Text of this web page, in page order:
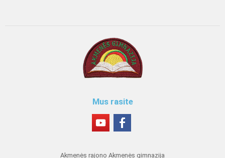
Mus rasite
Akmenės rajono Akmenės gimnazija